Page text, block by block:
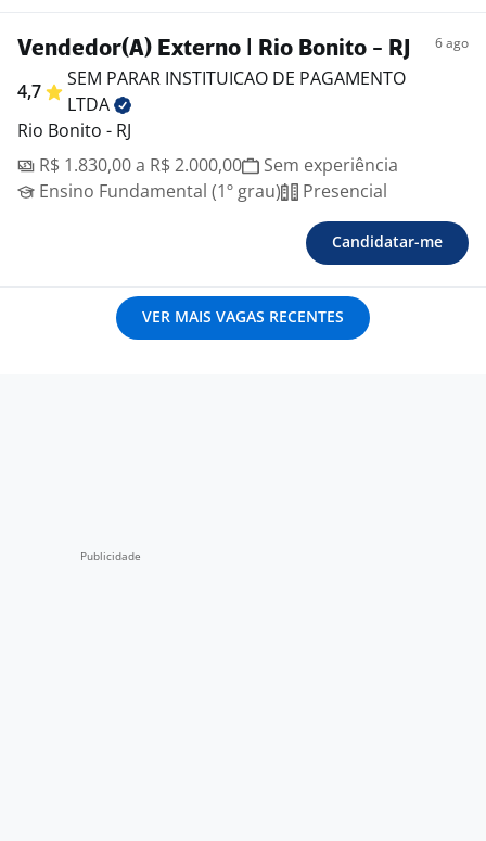
Vendedor(A) Externo | Rio Bonito - RJ 6 ago
4,7
SEM PARAR INSTITUICAO DE PAGAMENTO
LTDA
Rio Bonito - RJ
R$ 1.830,00 a R$ 2.000,00
Sem experiência
Ensino Fundamental (1º grau)
Presencial
Candidatar-me
VER MAIS VAGAS RECENTES